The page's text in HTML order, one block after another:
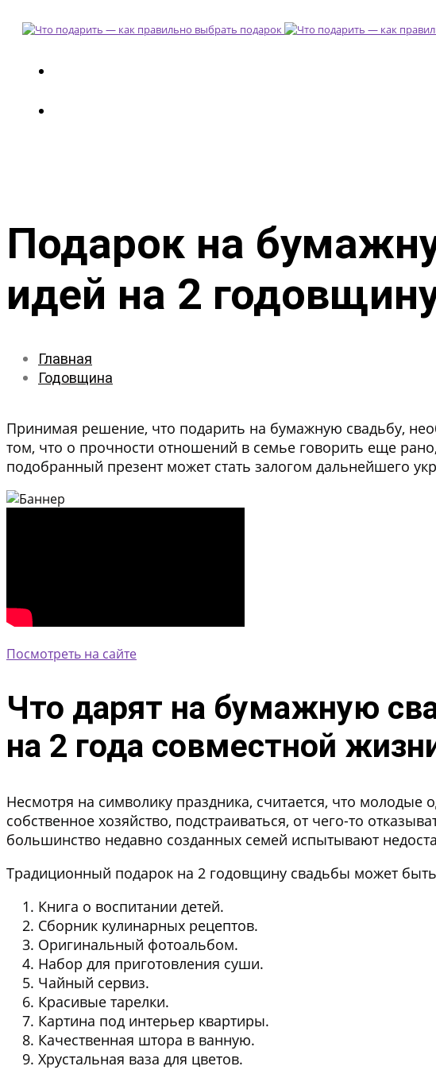
Подарок на
идей на 2
Главная
Годовщина
Принимая решение, что подарить на бумажную свадьбу,
том, что о прочности отношений в семье говорить еще
подобранный презент может стать залогом дальнейшего
Посмотреть на сайте
Что дарят на бумажную
на 2 года совместной
Несмотря на символику праздника, считается, что
собственное хозяйство, подстраиваться, от чего-то
большинство недавно созданных семей испытывают
Традиционный подарок на 2 годовщину свадьбы может
Книга о воспитании детей.
Сборник кулинарных рецептов.
Оригинальный фотоальбом.
Набор для приготовления суши.
Чайный сервиз.
Красивые тарелки.
Картина под интерьер квартиры.
Качественная штора в ванную.
Хрустальная ваза для цветов.